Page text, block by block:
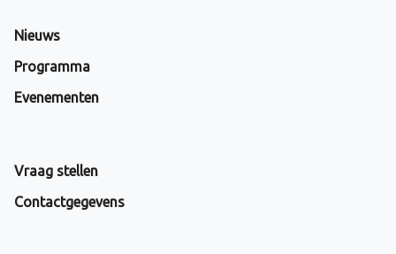
Nieuws
Programma
Evenementen
Vraag stellen
Contactgegevens